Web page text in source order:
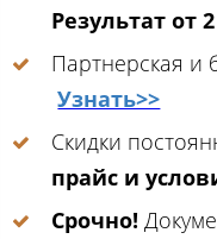
Результат от
Партнерская и
Узнать>>
Скидки
прайс и
Срочно!